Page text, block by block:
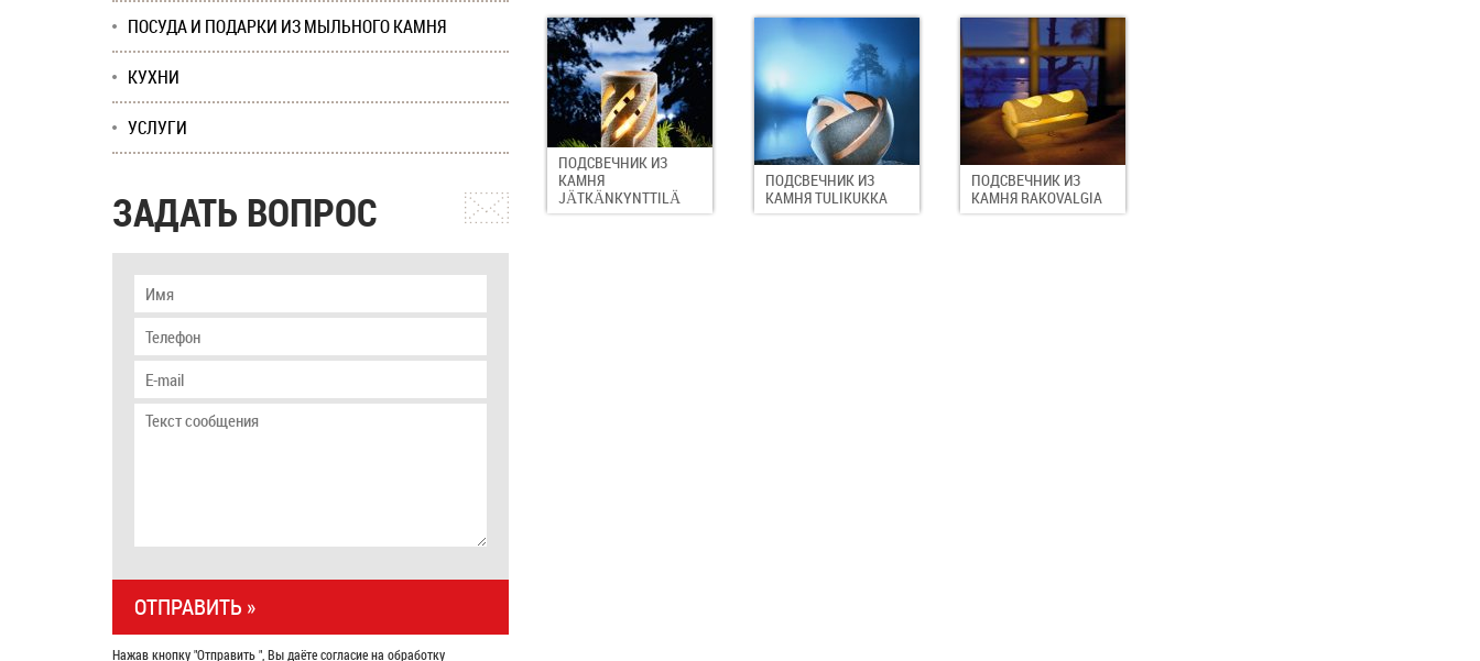
ПОДСВЕЧНИК ИЗ
КАМНЯ
JÄTKÄNKYNTTILÄ
ПОДСВЕЧНИК ИЗ
КАМНЯ TULIKUKKA
ПОДСВЕЧНИК ИЗ
КАМНЯ RAKOVALGIA
ПОСУДА И ПОДАРКИ ИЗ МЫЛЬНОГО КАМНЯ
КУХНИ
УСЛУГИ
ЗАДАТЬ ВОПРОС
Нажав кнопку "Отправить ", Вы даёте согласие на обработку